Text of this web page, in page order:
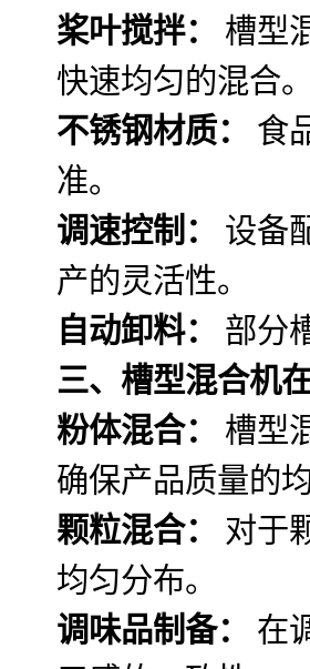
桨叶搅拌：
槽型
快速均匀的混合。
不锈钢材质：
食
准。
调速控制：
设备
产的灵活性。
自动卸料：
部分
三、槽型混合机
粉体混合：
槽型
确保产品质量的均
颗粒混合：
对于
均匀分布。
调味品制备：
在